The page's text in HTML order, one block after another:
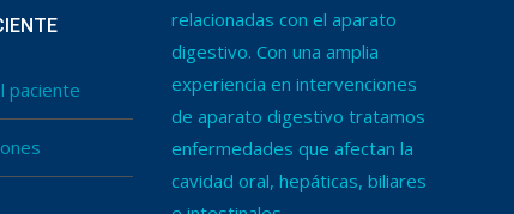
paciente
relacionadas con el aparato
digestivo. Con una amplia
experiencia en intervenciones
de aparato digestivo tratamos
enfermedades que afectan la
cavidad oral, hepáticas, biliares